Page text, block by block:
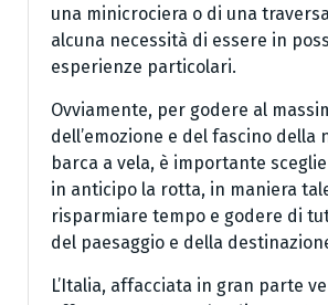
una minicrociera o di una
alcuna necessità di essere in
esperienze particolari.
Ovviamente, per godere al
dell’emozione e del fascino della
barca a vela, è importante
in anticipo la rotta, in maniera
risparmiare tempo e godere di
del paesaggio e della
L’Italia, affacciata in gran parte